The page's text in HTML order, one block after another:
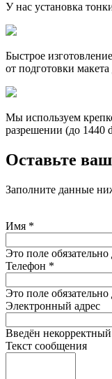
У нас установка
Быстрое
от подготовки
Мы используем
разрешении (до 1440
Оставьте
Заполните данные
Имя *
Это поле
Телефон *
Это поле
Электронный адрес
Введён
Текст сообщения